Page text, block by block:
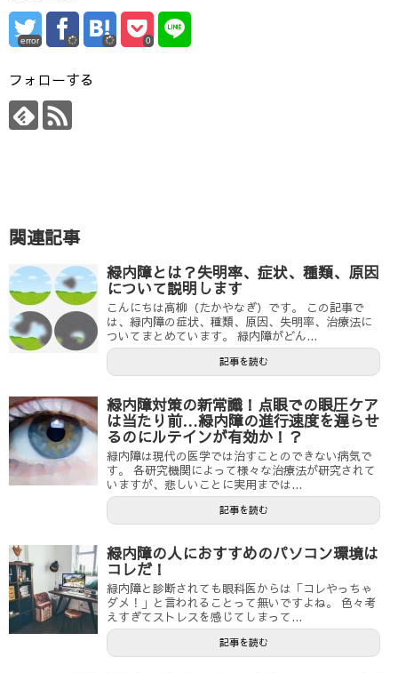
error 0
フォローする
関連記事
緑内障とは？失明率、症状、種類、原因
について説明します
こんにちは高柳（たかやなぎ）です。 この記事で
は、緑内障の症状、種類、原因、失明率、治療法に
ついてまとめています。 緑内障がどん...
記事を読む
緑内障対策の新常識！点眼での眼圧ケア
は当たり前…緑内障の進行速度を遅らせ
るのにルテインが有効か！？
緑内障は現代の医学では治すことのできない病気で
す。 各研究機関によって様々な治療法が研究されて
いますが、悲しいことに実用までは...
記事を読む
緑内障の人におすすめのパソコン環境は
コレだ！
緑内障と診断されても眼科医からは「コレやっちゃ
ダメ！」と言われることって無いですよね。 色々考
えすぎてストレスを感じてしまって...
記事を読む